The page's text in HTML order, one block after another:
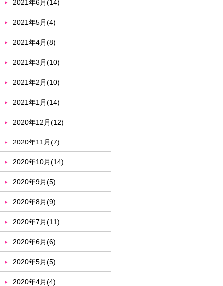
2021年6月(14)
2021年5月(4)
2021年4月(8)
2021年3月(10)
2021年2月(10)
2021年1月(14)
2020年12月(12)
2020年11月(7)
2020年10月(14)
2020年9月(5)
2020年8月(9)
2020年7月(11)
2020年6月(6)
2020年5月(5)
2020年4月(4)